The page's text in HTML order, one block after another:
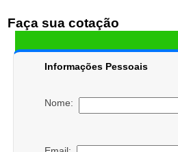
Faça sua cotação
Informações Pessoais
Nome: